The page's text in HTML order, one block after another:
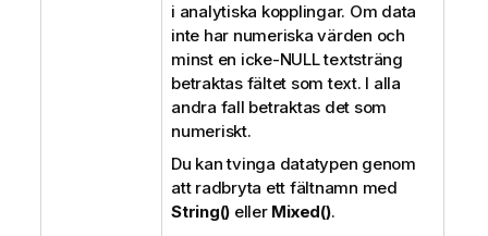
i analytiska kopplingar. Om data
inte har numeriska värden och
minst en icke-NULL textsträng
betraktas fältet som text. I alla
andra fall betraktas det som
numeriskt.
Du kan tvinga datatypen genom
att radbryta ett fältnamn med
String() eller Mixed().